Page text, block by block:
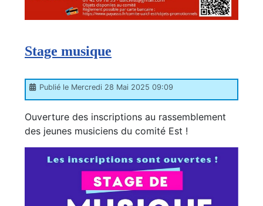
Stage musique
Publié le Mercredi 28 Mai 2025 09:09
Ouverture des inscriptions au rassemblement
des jeunes musiciens du comité Est !